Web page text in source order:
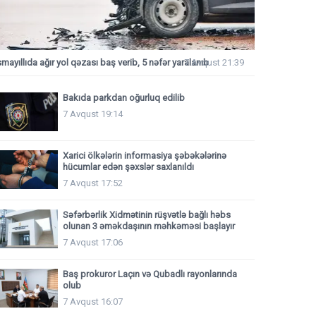
ağır yol qəzası baş verib, 5 nəfər yaralanıb7 Avqust 21:39
Bakıda parkdan oğurluq edilib
7 Avqust 19:14
Xarici ölkələrin informasiya şəbəkələrinə
hücumlar edən şəxslər saxlanıldı
7 Avqust 17:52
Səfərbərlik Xidmətinin rüşvətlə bağlı həbs
olunan 3 əməkdaşının məhkəməsi başlayır
7 Avqust 17:06
Baş prokuror Laçın və Qubadlı rayonlarında
olub
7 Avqust 16:07